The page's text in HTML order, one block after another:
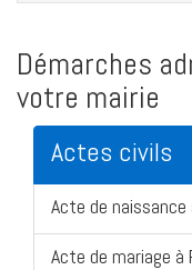
Démarches
votre mairie
Actes civils
Acte de naissance
Acte de mariage à